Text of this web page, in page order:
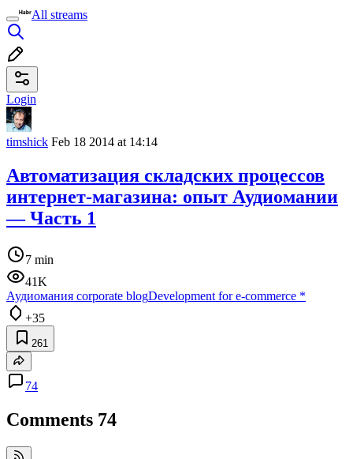
All streams
Login
timshick Feb 18 2014 at 14:14
Автоматизация складских процессов
интернет-магазина: опыт Аудиомании
— Часть 1
7 min
41K
Аудиомания corporate blogDevelopment for e-commerce *
+35
261
74
Comments 74